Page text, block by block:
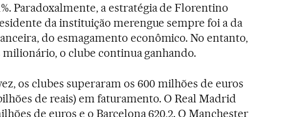
Paradoxalmente, a estratégia de Florentino
da instituição merengue sempre foi a da
do esmagamento econômico. No entanto,
milionário, o clube continua ganhando.
os clubes superaram os 600 milhões de euros
de reais) em faturamento. O Real Madrid
de euros e o Barcelona 620,2. O Manchester